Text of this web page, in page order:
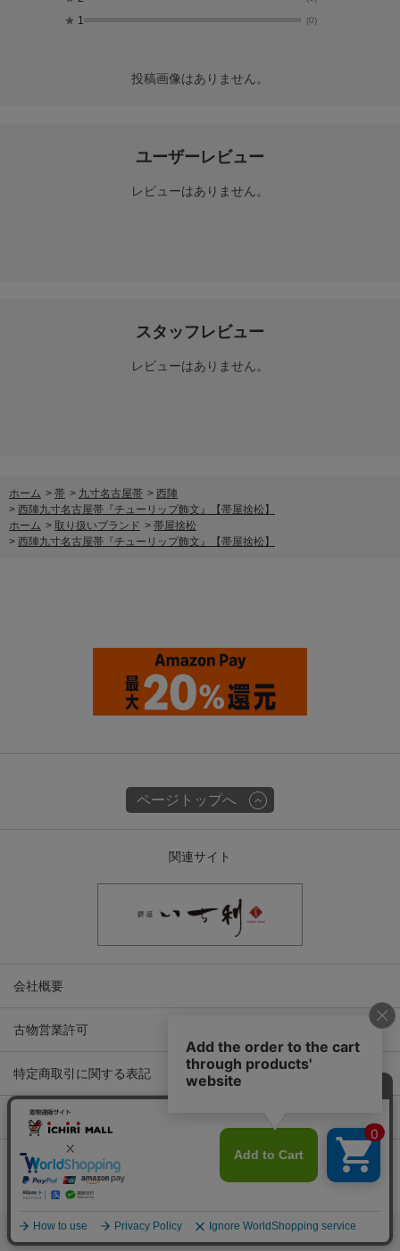
★ 1 (0)
投稿画像はありません。
ユーザーレビュー
レビューはありません。
スタッフレビュー
レビューはありません。
ホーム > 帯 > 九寸名古屋帯 > 西陣
> 西陣九寸名古屋帯『チューリップ飾文』【帯屋捨松】
ホーム > 取り扱いブランド > 帯屋捨松
> 西陣九寸名古屋帯『チューリップ飾文』【帯屋捨松】
ページトップへ
関連サイト
会社概要
古物営業許可
特定商取引に関する表記
プライバシーポリシー
Copyright © ICHIKURA Co., Ltd. All rights reserved.